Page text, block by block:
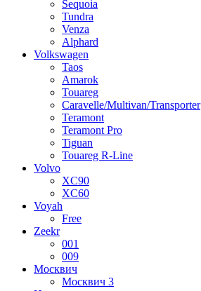
Sequoia
Tundra
Venza
Alphard
Volkswagen
Taos
Amarok
Touareg
Caravelle/Multivan/Transporter
Teramont
Teramont Pro
Tiguan
Touareg R-Line
Volvo
XC90
XC60
Voyah
Free
Zeekr
001
009
Москвич
Москвич 3